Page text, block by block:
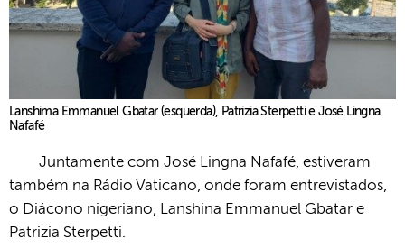
Lanshima Emmanuel Gbatar (esquerda), Patrizia Sterpetti e José Lingna
Nafafé
Juntamente com José Lingna Nafafé, estiveram
também na Rádio Vaticano, onde foram entrevistados,
o Diácono nigeriano, Lanshina Emmanuel Gbatar e
Patrizia Sterpetti.